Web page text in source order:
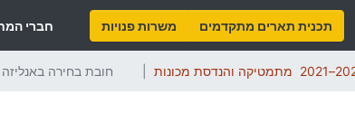
Home משרות פנויות תכנית תארים מתקדמים חברי
מתמטיקה והנדסת מכונות חובת בחירה באנליזה